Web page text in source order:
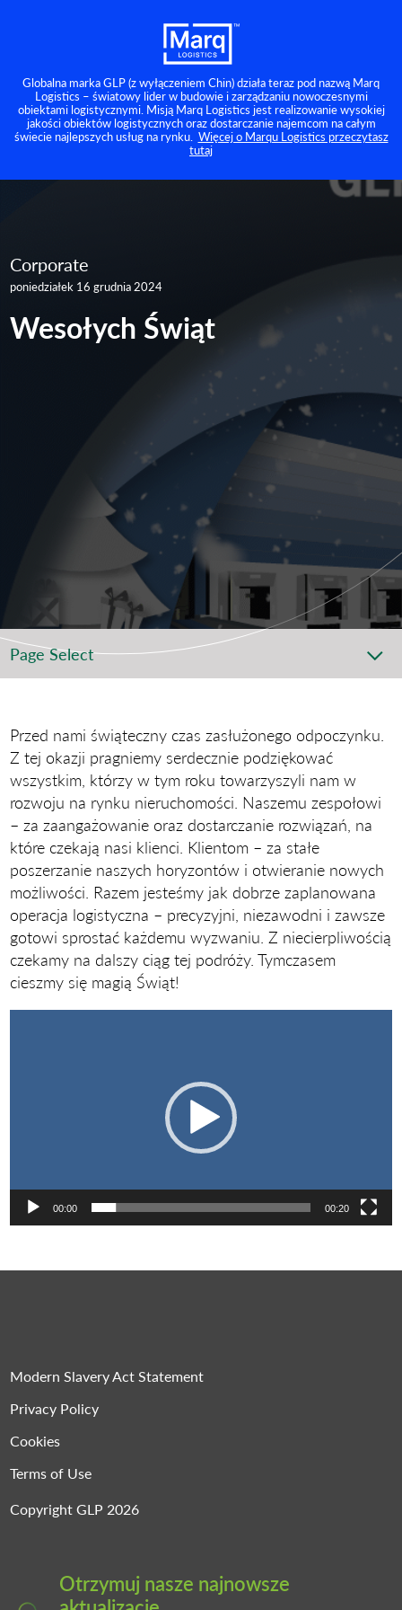
Globalna marka GLP (z wyłączeniem Chin) działa teraz pod nazwą Marq
Logistics – światowy lider w budowie i zarządzaniu nowoczesnymi
obiektami logistycznymi. Misją Marq Logistics jest realizowanie wysokiej
jakości obiektów logistycznych oraz dostarczanie najemcom na całym
świecie najlepszych usług na rynku. Więcej o Marqu Logistics przeczytasz
tutaj
Corporate
poniedziałek 16 grudnia 2024
Wesołych Świąt
Page Select
Przed nami świąteczny czas zasłużonego odpoczynku.
Z tej okazji pragniemy serdecznie podziękować
wszystkim, którzy w tym roku towarzyszyli nam w
rozwoju na rynku nieruchomości. Naszemu zespołowi
– za zaangażowanie oraz dostarczanie rozwiązań, na
które czekają nasi klienci. Klientom – za stałe
poszerzanie naszych horyzontów i otwieranie nowych
możliwości. Razem jesteśmy jak dobrze zaplanowana
operacja logistyczna – precyzyjni, niezawodni i zawsze
gotowi sprostać każdemu wyzwaniu. Z niecierpliwością
czekamy na dalszy ciąg tej podróży. Tymczasem
cieszmy się magią Świąt!
00:00 00:20
Modern Slavery Act Statement
Privacy Policy
Cookies
Terms of Use
Copyright GLP 2026
Otrzymuj nasze najnowsze